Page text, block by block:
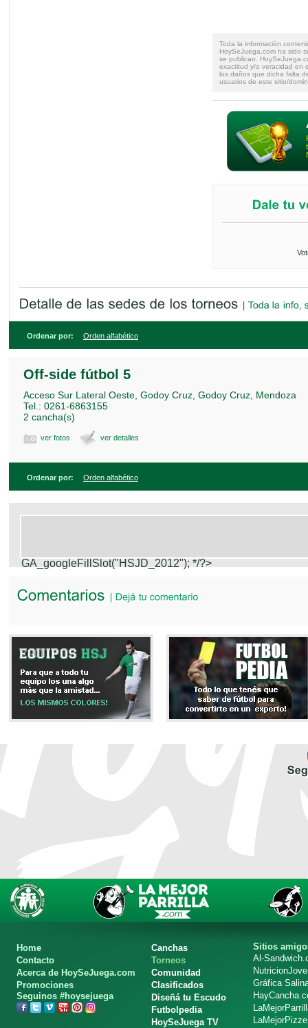
Toda la información
HoySeJuega.com ha sido
se publican.
exactitud y/o veracidad en
los daños que dicha falta
usuarios de este sitio/
Ordenar por: Orden alfabético
Off-side fútbol 5
Acceso Sur Lateral Oeste, Godoy Cruz, Godoy Cruz, Mendoza
Tel.: 0261-6863155
2 cancha(s)
ver fotos ver detalles
Ordenar por: Orden alfabético
GA_googleFillSlot("HSJD_2012"); */?>
Home
Contacto
Acerca de HoySeJuega.com
Promociones
Seguinos #hoysejuega
Canchas
Torneos
Comunidad
Clasificados
Diseñá tu Escudo
Futbolpedia
HoySeJuega TV
Sitios
Al-
Gráfica